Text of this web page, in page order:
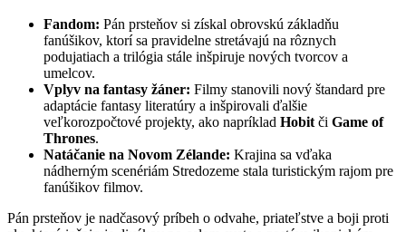
Fandom: Pán prsteňov si získal obrovskú základňu
fanúšikov, ktorí sa pravidelne stretávajú na rôznych
podujatiach a trilógia stále inšpiruje nových tvorcov a
umelcov.
Vplyv na fantasy žáner: Filmy stanovili nový štandard pre
adaptácie fantasy literatúry a inšpirovali ďalšie
veľkorozpočtové projekty, ako napríklad Hobit či Game of
Thrones.
Natáčanie na Novom Zélande: Krajina sa vďaka
nádherným scenériám Stredozeme stala turistickým rajom pre
fanúšikov filmov.
Pán prsteňov je nadčasový príbeh o odvahe, priateľstve a boji proti